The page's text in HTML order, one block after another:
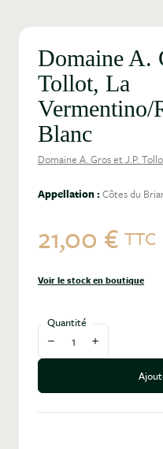
Domaine A.
Tollot, La
Vermentino/
Blanc
Domaine A. Gros et J.P.
Appellation :Côtes du
21,00 € TTC
Voir le stock en boutique
Quantité
Diminuer la quantité
Augmenter la